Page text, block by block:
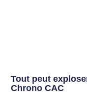
Tout peut
Chrono CAC